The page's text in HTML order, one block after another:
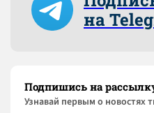
на
Подпишись на
Узнaвай первым о новостях